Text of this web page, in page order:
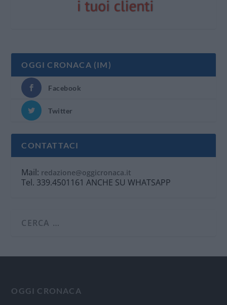
OGGI CRONACA (IM)
Facebook
Twitter
CONTATTACI
Mail: redazione@oggicronaca.it
Tel. 339.4501161 ANCHE SU WHATSAPP
OGGI CRONACA